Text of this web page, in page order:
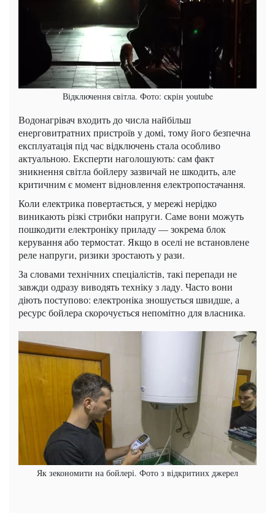
Відключення світла. Фото: скрін youtube
Водонагрівач входить до числа найбільш
енерговитратних пристроїв у домі, тому його безпечна
експлуатація під час відключень стала особливо
актуальною. Експерти наголошують: сам факт
зникнення світла бойлеру зазвичай не шкодить, але
критичним є момент відновлення електропостачання.
Коли електрика повертається, у мережі нерідко
виникають різкі стрибки напруги. Саме вони можуть
пошкодити електроніку приладу — зокрема блок
керування або термостат. Якщо в оселі не встановлене
реле напруги, ризики зростають у рази.
За словами технічних спеціалістів, такі перепади не
завжди одразу виводять техніку з ладу. Часто вони
діють поступово: електроніка зношується швидше, а
ресурс бойлера скорочується непомітно для власника.
Як зекономити на бойлері. Фото з відкритиих джерел